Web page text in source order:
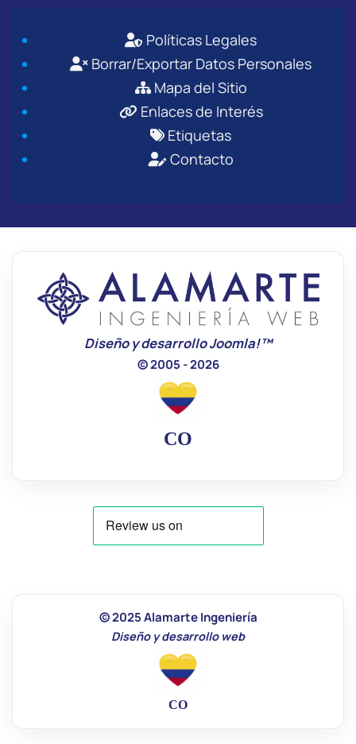
Políticas Legales
Borrar/Exportar Datos Personales
Mapa del Sitio
Enlaces de Interés
Etiquetas
Contacto
Diseño y desarrollo Joomla!™
© 2005 - 2026
CO
© 2025 Alamarte Ingeniería
Diseño y desarrollo web
CO